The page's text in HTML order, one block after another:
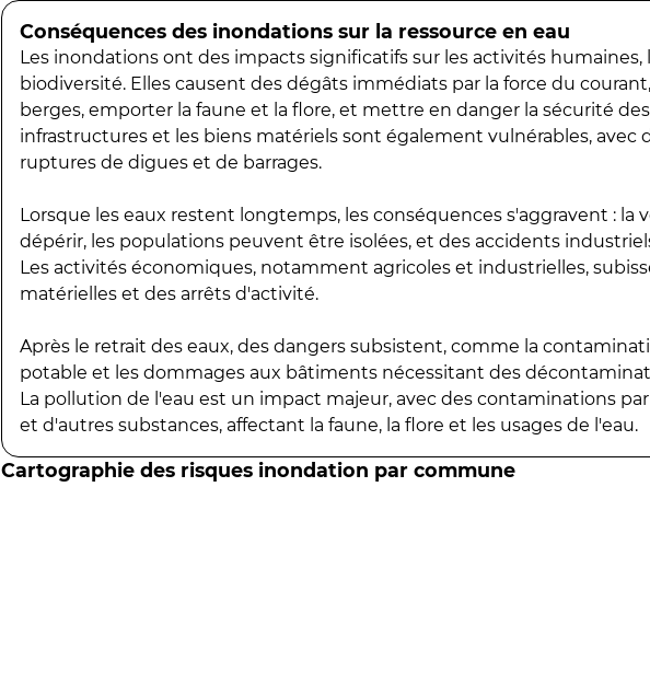
Conséquences des inondations sur la ressource en eau
Les inondations ont des impacts significatifs sur les activités
biodiversité. Elles causent des dégâts immédiats par la force du
berges, emporter la faune et la flore, et mettre en danger la sécurité
infrastructures et les biens matériels sont également vulnérables, avec
ruptures de digues et de barrages.
Lorsque les eaux restent longtemps, les conséquences s'aggravent : la
dépérir, les populations peuvent être isolées, et des accidents
Les activités économiques, notamment agricoles et industrielles,
matérielles et des arrêts d'activité.
Après le retrait des eaux, des dangers subsistent, comme la
potable et les dommages aux bâtiments nécessitant des
La pollution de l'eau est un impact majeur, avec des contaminations
et d'autres substances, affectant la faune, la flore et les usages de l'eau.
Cartographie des risques inondation par commune